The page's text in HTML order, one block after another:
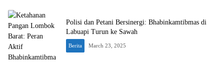
Polisi dan Petani Bersinergi: Bhabinkamtibmas di
Labuapi Turun ke Sawah
Berita March 23, 2025